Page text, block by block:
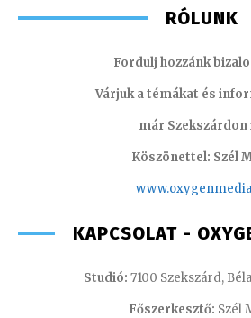
RÓLUNK
Fordulj hozzánk
Várjuk a témákat és
már Szekszárdon
Köszönettel: Szél
KAPCSOLAT -
Studió: 7100 Szekszárd,
Főszerkesztő: Szél